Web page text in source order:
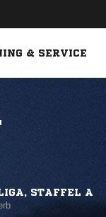
& SERVICE
STAFFEL A